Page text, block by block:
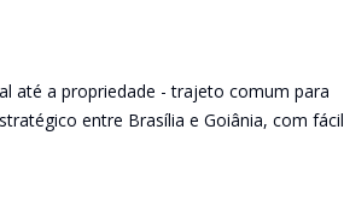
até a propriedade - trajeto comum para
entre Brasília e Goiânia, com fácil